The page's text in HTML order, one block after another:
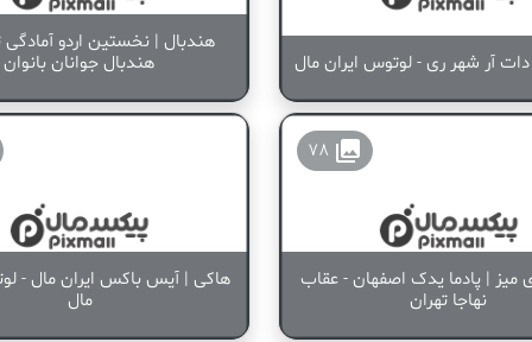
آر شهر ری - لوتوس ایران مال
هندبال | نخستین اردو آمادگی
هندبال جوانان بانوان
میز | پادما یدک اصفهان - عقاب
نهاجا تهران
collections
هاکی | آیس باکس ایران مال -
مال